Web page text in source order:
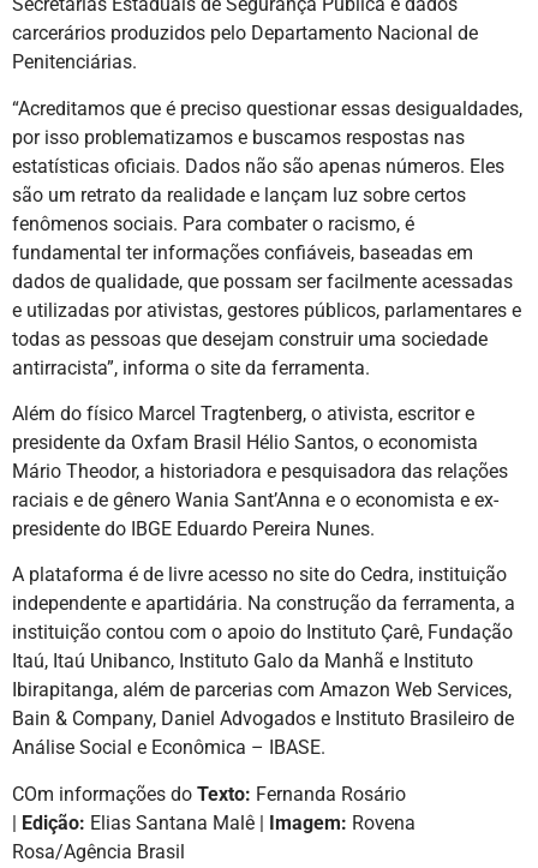
carcerários produzidos pelo Departamento Nacional de
Penitenciárias.
“Acreditamos que é preciso questionar essas desigualdades,
por isso problematizamos e buscamos respostas nas
estatísticas oficiais. Dados não são apenas números. Eles
são um retrato da realidade e lançam luz sobre certos
fenômenos sociais. Para combater o racismo, é
fundamental ter informações confiáveis, baseadas em
dados de qualidade, que possam ser facilmente acessadas
e utilizadas por ativistas, gestores públicos, parlamentares e
todas as pessoas que desejam construir uma sociedade
antirracista”, informa o site da ferramenta.
Além do físico Marcel Tragtenberg, o ativista, escritor e
presidente da Oxfam Brasil Hélio Santos, o economista
Mário Theodor, a historiadora e pesquisadora das relações
raciais e de gênero Wania Sant’Anna e o economista e ex-
presidente do IBGE Eduardo Pereira Nunes.
A plataforma é de livre acesso no site do Cedra, instituição
independente e apartidária. Na construção da ferramenta, a
instituição contou com o apoio do Instituto Çarê, Fundação
Itaú, Itaú Unibanco, Instituto Galo da Manhã e Instituto
Ibirapitanga, além de parcerias com Amazon Web Services,
Bain & Company, Daniel Advogados e Instituto Brasileiro de
Análise Social e Econômica – IBASE.
COm informações do Texto: Fernanda Rosário
| Edição: Elias Santana Malê | Imagem: Rovena
Rosa/Agência Brasil